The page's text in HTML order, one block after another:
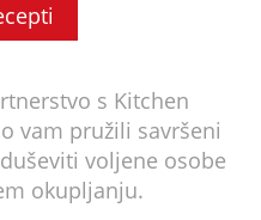
s Kitchen
vam pružili savršeni
voljene osobe
okupljanju.